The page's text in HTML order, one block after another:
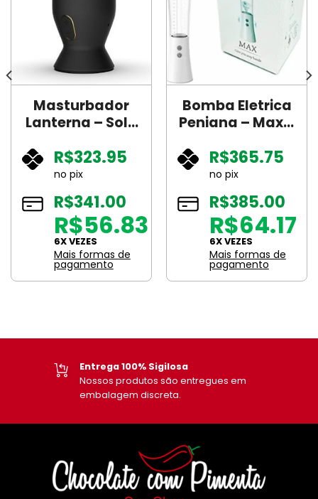
Masturbador
Lanterna – Solo
R$323.95
no pix
R$341.00
R$56.83
6X VEZES
Mais formas de
pagamento
Bomba Eletrica
Peniana – Max –
R$365.75
no pix
R$385.00
R$64.17
6X VEZES
Mais formas de
pagamento
Suporte Profissional
Equipe de suporte pronta
para lhe atender.